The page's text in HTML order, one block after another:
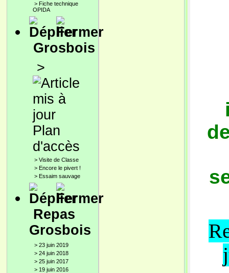
> Fiche technique
OPIDA
Grosbois
>
Plan
d'accès
> Visite de Classe
> Encore le pivert !
> Essaim sauvage
Repas
Grosbois
> 23 juin 2019
> 24 juin 2018
> 25 juin 2017
> 19 juin 2016